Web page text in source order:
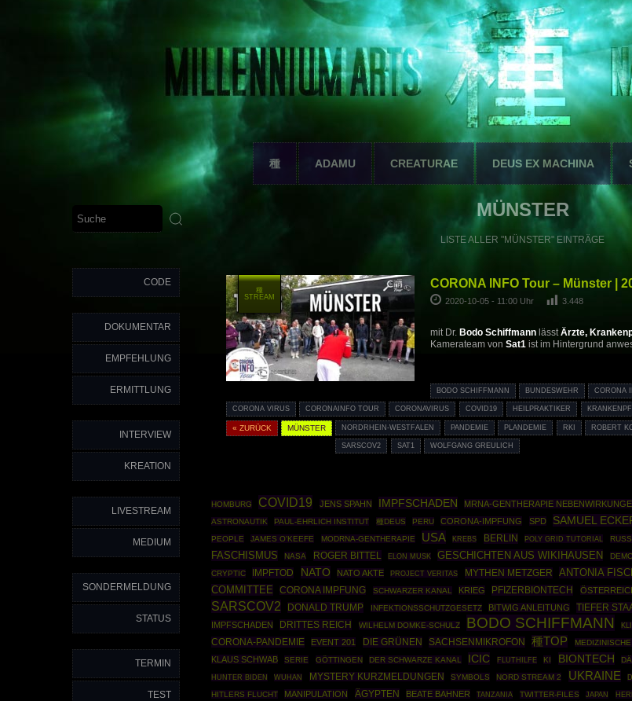
種 ADAMU CREATURAE DEUS EX MACHINA
CODE
DOKUMENTAR
EMPFEHLUNG
ERMITTLUNG
INTERVIEW
KREATION
LIVESTREAM
MEDIUM
SONDERMELDUNG
STATUS
TERMIN
TEST
MÜNSTER
LISTE ALLER "MÜNSTER" EINTRÄGE
CORONA INFO Tour – Münster |
2020-10-05 - 11:00 Uhr 3.448
mit Dr. Bodo SchiffmannlässtÄrzte,
Kamerateam von Sat1ist im Hintergrund
BODO SCHIFFMANN BUNDESWEHR CORONA
CORONA VIRUS CORONAINFO TOUR CORONAVIRUS COVID19 HEILPRAKTIKER
« ZURÜCK MÜNSTER NORDRHEIN-WESTFALEN PANDEMIE PLANDEMIE RKI ROBERT
SARSCOV2 SAT1 WOLFGANG GREULICH
種
STREAM
HOMBURG COVID19 JENS SPAHN IMPFSCHADEN MRNA-GENTHERAPIE
ASTRONAUTIK
PAUL-EHRLICH INSTITUT 種DEUS PERU CORONA-IMPFUNG SPD SAMUEL
PEOPLE
JAMES O'KEEFE MODRNA-GENTHERAPIE USA KREBS BERLIN POLY GRID TUTORIAL
FASCHISMUS NASA ROGER BITTEL ELON MUSK GESCHICHTEN AUS WIKIHAUSEN
CRYPTIC IMPFTOD NATO NATO AKTE PROJECT VERITAS MYTHEN METZGER ANTONIA
COMMITTEE
CORONA IMPFUNG SCHWARZER KANAL KRIEG PFIZERBIONTECH
SARSCOV2 DONALD TRUMP INFEKTIONSSCHUTZGESETZ BITWIG ANLEITUNG TIEFER
IMPFSCHADEN
DRITTES REICH WILHELM DOMKE-SCHULZ BODO SCHIFFMANN
CORONA-PANDEMIE EVENT 201 DIE GRÜNEN SACHSENMIKROFON 種TOP
KLAUS SCHWAB SERIE GÖTTINGEN DER SCHWARZE KANAL ICIC FLUTHILFE KI BIONTECH
HUNTER BIDEN WUHAN MYSTERY KURZMELDUNGEN SYMBOLS NORD STREAM 2 UKRAINE
HITLERS FLUCHT MANIPULATION ÄGYPTEN BEATE BAHNER TANZANIA TWITTER-FILES JAPAN